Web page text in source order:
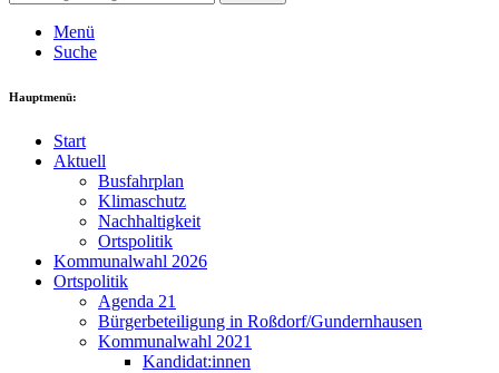
Menü
Suche
Hauptmenü:
Start
Aktuell
Busfahrplan
Klimaschutz
Nachhaltigkeit
Ortspolitik
Kommunalwahl 2026
Ortspolitik
Agenda 21
Bürgerbeteiligung in Roßdorf/Gundernhausen
Kommunalwahl 2021
Kandidat:innen